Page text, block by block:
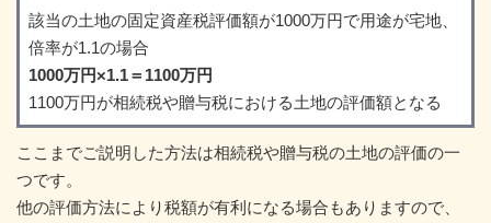
該当の土地の固定資産税評価額が1000万円で用途が宅地、
倍率が1.1の場合
1000万円×1.1＝1100万円
1100万円が相続税や贈与税における土地の評価額となる
ここまでご説明した方法は相続税や贈与税の土地の評価の一
つです。
他の評価方法により税額が有利になる場合もありますので、